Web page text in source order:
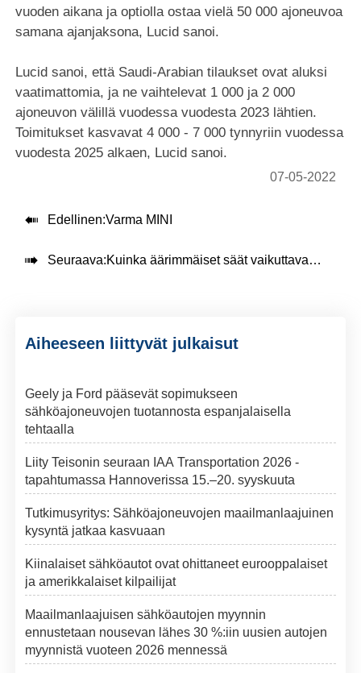
vuoden aikana ja optiolla ostaa vielä 50 000 ajoneuvoa
samana ajanjaksona, Lucid sanoi.
Lucid sanoi, että Saudi-Arabian tilaukset ovat aluksi
vaatimattomia, ja ne vaihtelevat 1 000 ja 2 000
ajoneuvon välillä vuodessa vuodesta 2023 lähtien.
Toimitukset kasvavat 4 000 - 7 000 tynnyriin vuodessa
vuodesta 2025 alkaen, Lucid sanoi.
07-05-2022
 Edellinen:Varma MINI
 Seuraava:Kuinka äärimmäiset säät vaikuttavat sähköautojen kantamaan
Aiheeseen liittyvät julkaisut
Geely ja Ford pääsevät sopimukseen
sähköajoneuvojen tuotannosta espanjalaisella
tehtaalla
Liity Teisonin seuraan IAA Transportation 2026 -
tapahtumassa Hannoverissa 15.–20. syyskuuta
Tutkimusyritys: Sähköajoneuvojen maailmanlaajuinen
kysyntä jatkaa kasvuaan
Kiinalaiset sähköautot ovat ohittaneet eurooppalaiset
ja amerikkalaiset kilpailijat
Maailmanlaajuisen sähköautojen myynnin
ennustetaan nousevan lähes 30 %:iin uusien autojen
myynnistä vuoteen 2026 mennessä